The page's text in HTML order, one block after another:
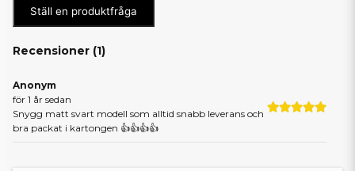
Ställ en produktfråga
Recensioner (1)
Anonym
för 1 år sedan
Snygg matt svart modell som alltid snabb leverans och
bra packat i kartongen 👍👍👍👍